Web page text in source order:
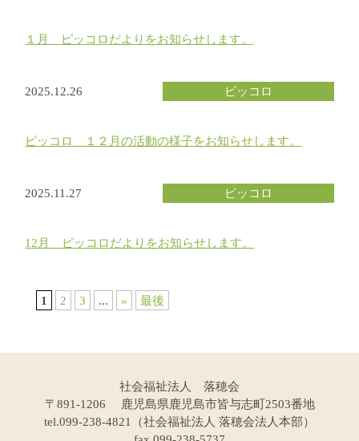
１月 ピッコロだよりをお知らせします。
2025.12.26 ピッコロ
ピッコロ １２月の活動の様子をお知らせします。
2025.11.27 ピッコロ
12月 ピッコロだよりをお知らせします。
1 2 3 ... » 最後
社会福祉法人 落穂会
〒891-1206 鹿児島県鹿児島市皆与志町2503番地
tel.099-238-4821（社会福祉法人 落穂会法人本部）